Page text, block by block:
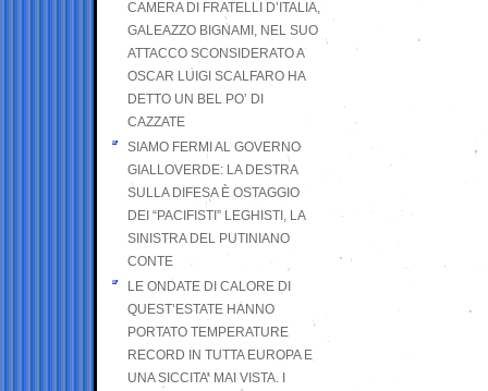
CAMERA DI FRATELLI D’ITALIA,
GALEAZZO BIGNAMI, NEL SUO
ATTACCO SCONSIDERATO A
OSCAR LUIGI SCALFARO HA
DETTO UN BEL PO’ DI
CAZZATE
SIAMO FERMI AL GOVERNO
GIALLOVERDE: LA DESTRA
SULLA DIFESA È OSTAGGIO
DEI “PACIFISTI” LEGHISTI, LA
SINISTRA DEL PUTINIANO
CONTE
LE ONDATE DI CALORE DI
QUEST’ESTATE HANNO
PORTATO TEMPERATURE
RECORD IN TUTTA EUROPA E
UNA SICCITA’ MAI VISTA. I